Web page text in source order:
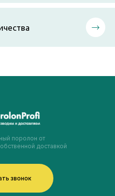
поролон от
доставкой
звонок